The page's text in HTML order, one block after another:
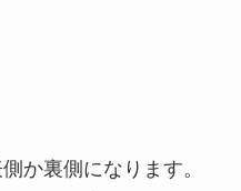
か裏側になります。